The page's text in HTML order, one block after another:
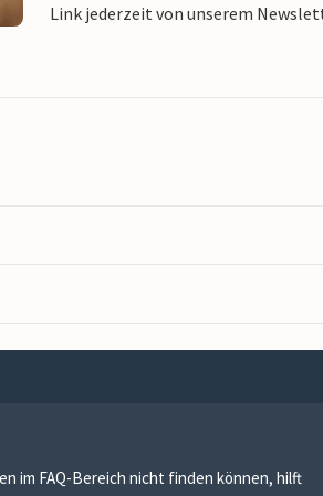
Link jederzeit von unserem
im FAQ-Bereich nicht finden können, hilft